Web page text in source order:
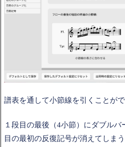
譜表を通して小節線を引くことがで
１段目の最後（4小節）にダブル
目の最初の反復記号が消えてしま